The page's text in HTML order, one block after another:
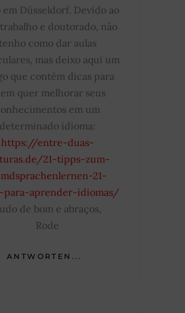
em Düsseldorf. Devido ao
e doutorado, não
tenho como dar aulas
mas deixo aqui um
que contém dicas para
quer melhorar seus
em um
determinado idioma:
https://entre-duas-
21-tipps-zum-
21-
para-aprender-idiomas/
de bom e abraços,
Rode
ANTWORTEN...